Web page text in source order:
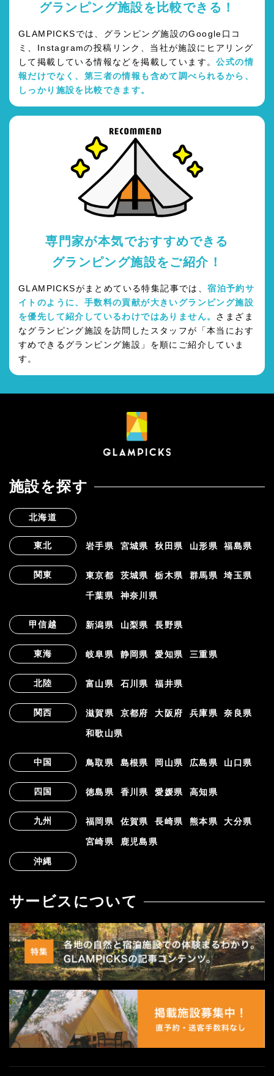
グランピング施設を比較できる！
GLAMPICKSでは、グランピング施設のGoogle口コ
ミ、Instagramの投稿リンク、当社が施設にヒアリング
して掲載している情報などを掲載しています。公式の情
報だけでなく、第三者の情報も含めて調べられるから、
しっかり施設を比較できます。
専門家が本気でおすすめできる
グランピング施設をご紹介！
GLAMPICKSがまとめている特集記事では、宿泊予約サ
イトのように、手数料の貢献が大きいグランピング施設
を優先して紹介しているわけではありません。 さまざま
なグランピング施設を訪問したスタッフが「本当におす
すめできるグランピング施設」を順にご紹介していま
す。
施設を探す
北海道
東北 岩手県 宮城県 秋田県 山形県 福島県
関東 東京都 茨城県 栃木県 群馬県 埼玉県
千葉県 神奈川県
甲信越 新潟県 山梨県 長野県
東海 岐阜県 静岡県 愛知県 三重県
北陸 富山県 石川県 福井県
関西 滋賀県 京都府 大阪府 兵庫県 奈良県
和歌山県
中国 鳥取県 島根県 岡山県 広島県 山口県
四国 徳島県 香川県 愛媛県 高知県
九州 福岡県 佐賀県 長崎県 熊本県 大分県
宮崎県
鹿児島県
沖縄
サービスについて